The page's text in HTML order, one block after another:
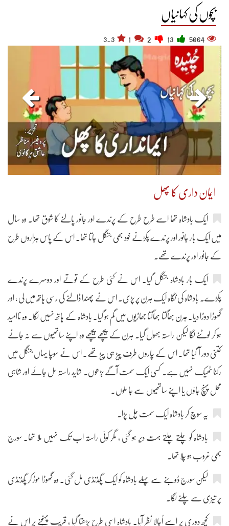
بچوں کی کہانیاں
5064
3.3
ایمان داری کا پھل
ایک بادشاہ تھا اسے طرح طرح کے پرندے اور جانور پالنے کا شوق تھا۔ وہ سال
میں ایک بار جانور اور پرندے پکڑنے خود بھی جنگل جاتا تھا۔ اس کے پاس ہزاروں طرح
کے جانور اور پرندے تھے۔
ایک بار بادشاہ جنگل گیا۔ اس نے کئی طرح کے توتے اور دوسرے پرندے
پکڑے۔ بادشاہ کی نگاہ ایک ہرن پر پڑی۔ اس نے پھندا ڈالنے کی رسی ہاتھ میں لی ، اور
گھوڑا دوڑا دیا۔ ہرن بھاگتا بھاگتا جھاڑیوں میں گم ہو گیا۔ بادشاہ کے ہاتھ نہیں لگا۔ وہ ناامید
ہو کر لوٹنے لگا لیکن راستہ بھول گیا۔ ہرن کے پیچھے پیچھے وہ اپنے ساتھیوں سے نہ جانے
کتنی دور آ گیا تھا۔ اس کے چاروں طرف پیڑ ہی پیڑ تھے۔ اس نے سوچا یہاں جنگل میں
رکنا ٹھیک نہیں ہے۔ کسی ایک سمت آگے بڑھوں۔ شاید راستہ مل جائے اور شاہی
محل پہنچ جاؤں یا اپنے ساتھیوں سے جا ملوں۔
یہ سوچ کر بادشاہ ایک سمت چل پڑا۔
بادشاہ کو چلتے چلتے بہت دیر ہو گئی ، مگر کوئی راستہ اب تک نہیں ملا تھا۔ سورج
بھی غروب ہو چلا تھا۔
لیکن سورج ڈوبنے سے پہلے بادشاہ کو ایک پگڈنڈی مل گئی۔ وہ گھوڑا موڑ کر پگڈنڈی
پر تیزی سے چلنے لگا۔
کچھ دوری پر اسے اُجالا نظر آیا۔ بادشاہ اسی طرح بڑھتا گیا ، قریب پہنچنے پر اس نے